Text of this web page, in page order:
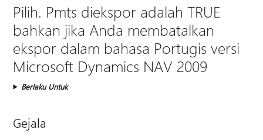
Pilih. Pmts diekspor adalah TRUE
bahkan jika Anda membatalkan
ekspor dalam bahasa Portugis versi
Microsoft Dynamics NAV 2009
Berlaku Untuk
Gejala